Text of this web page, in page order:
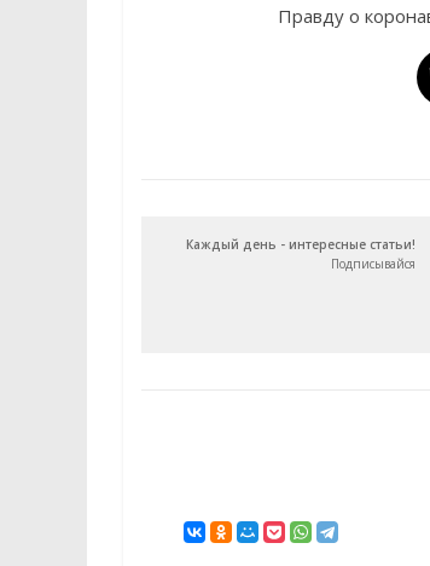
Правду о
Каждый день - интересные статьи!
Подписывайся